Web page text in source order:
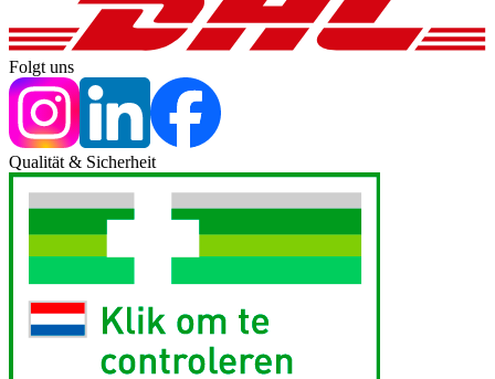
Folgt uns
Qualität & Sicherheit